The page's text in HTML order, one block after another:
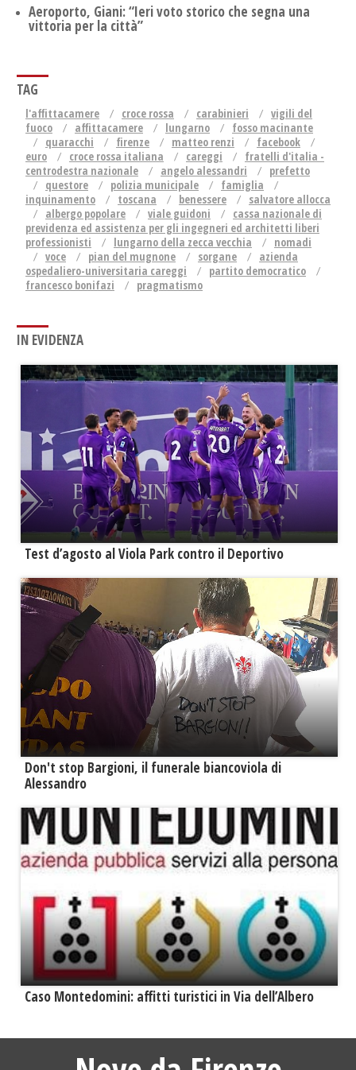
Aeroporto, Giani: “Ieri voto storico che segna una
vittoria per la città”
TAG
l'affittacamere croce rossa carabinieri
vigili del
fuoco
affittacamere lungarno
fosso macinante
quaracchi
firenze matteo renzi
facebook
euro
croce rossa italiana careggi
fratelli d'italia -
centrodestra nazionale
angelo alessandri
prefetto
questore
polizia municipale
famiglia
inquinamento
toscana benessere
salvatore allocca
albergo popolare
viale guidoni
cassa nazionale di
previdenza ed assistenza per gli ingegneri ed architetti liberi
professionisti
lungarno della zecca vecchia
nomadi
voce
pian del mugnone sorgane
azienda
ospedaliero-universitaria careggi
partito democratico
francesco bonifazi
pragmatismo
IN EVIDENZA
Test d’agosto al Viola Park contro il Deportivo
Don't stop Bargioni, il funerale biancoviola di
Alessandro
Caso Montedomini: affitti turistici in Via dell’Albero